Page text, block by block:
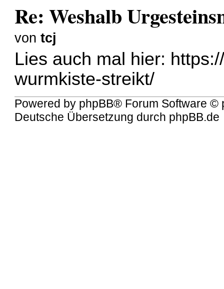
Re: Weshalb
vontcj
Lies auch mal hier:
wurmkiste-streikt/
Powered by phpBB® Forum Software ©
Deutsche Übersetzung durch phpBB.de